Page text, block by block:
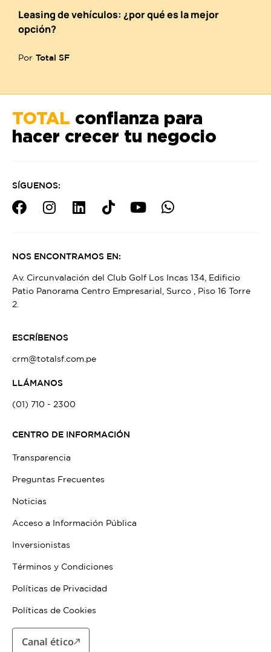
Leasing de vehículos: ¿por qué es la mejor
opción?
Por Total SF
TOTAL confianza para
hacer crecer tu negocio
SÍGUENOS:
NOS ENCONTRAMOS EN:
Av. Circunvalación del Club Golf Los Incas 134, Edificio
Patio Panorama Centro Empresarial, Surco , Piso 16 Torre
2.
ESCRÍBENOS
crm@totalsf.com.pe
LLÁMANOS
(01) 710 - 2300
CENTRO DE INFORMACIÓN
Transparencia
Preguntas Frecuentes
Noticias
Acceso a Información Pública
Inversionistas
Términos y Condiciones
Políticas de Privacidad
Políticas de Cookies
Canal ético